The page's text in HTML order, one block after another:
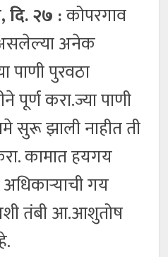
दि. २७ :कोपरगाव
अनेक
पाणी पुरवठा
पूर्ण करा.ज्या पाणी
सुरू झाली नाहीत ती
कामात हयगय
गय
तंबी आ.आशुतोष